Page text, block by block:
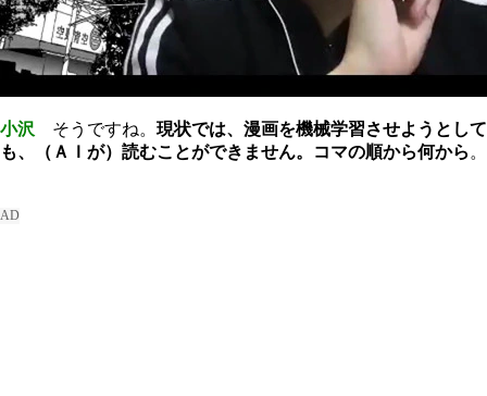
小沢 そうですね。 現状では、漫画を機械学習させようとして
も、（ＡＩが）読むことができません。コマの順から何から 。